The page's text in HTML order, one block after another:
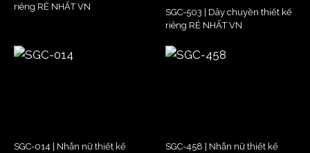
riêng RẺ NHẤT VN
SGC-503 | Dây chuyền thiết kế
riêng RẺ NHẤT VN
SGC-014 | Nhẫn nữ thiết kế
SGC-458 | Nhẫn nữ thiết kế